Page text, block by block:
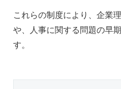
これらの制度により、企業
や、人事に関する問題の早
す。